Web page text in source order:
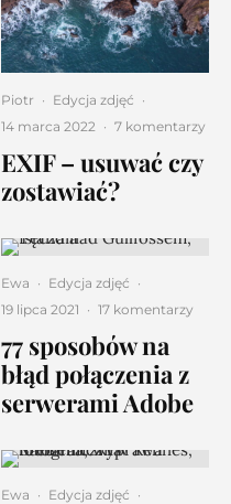
Piotr · Edycja zdjęć ·
14 marca 2022 · 7 komentarzy
EXIF – usuwać czy
zostawiać?
Ewa · Edycja zdjęć ·
19 lipca 2021 · 17 komentarzy
77 sposobów na
błąd połączenia z
serwerami Adobe
Ewa · Edycja zdjęć ·